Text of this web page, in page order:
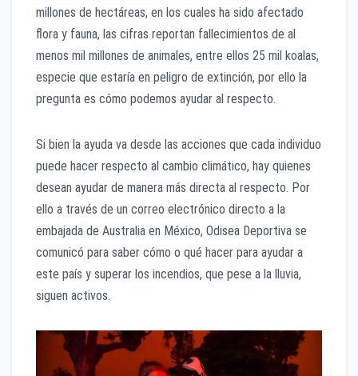
millones de hectáreas, en los cuales ha sido afectado
flora y fauna, las cifras reportan fallecimientos de al
menos mil millones de animales, entre ellos 25 mil koalas,
especie que estaría en peligro de extinción, por ello la
pregunta es cómo podemos ayudar al respecto.
Si bien la ayuda va desde las acciones que cada individuo
puede hacer respecto al cambio climático, hay quienes
desean ayudar de manera más directa al respecto. Por
ello a través de un correo electrónico directo a la
embajada de Australia en México, Odisea Deportiva se
comunicó para saber cómo o qué hacer para ayudar a
este país y superar los incendios, que pese a la lluvia,
siguen activos.